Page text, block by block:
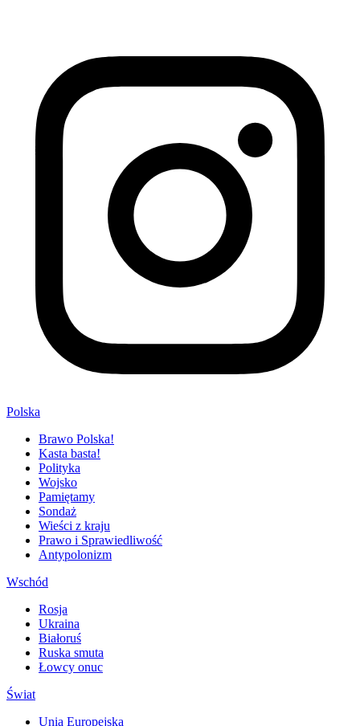
Polska
Brawo Polska!
Kasta basta!
Polityka
Wojsko
Pamiętamy
Sondaż
Wieści z kraju
Prawo i Sprawiedliwość
Antypolonizm
Wschód
Rosja
Ukraina
Białoruś
Ruska smuta
Łowcy onuc
Świat
Unia Europejska